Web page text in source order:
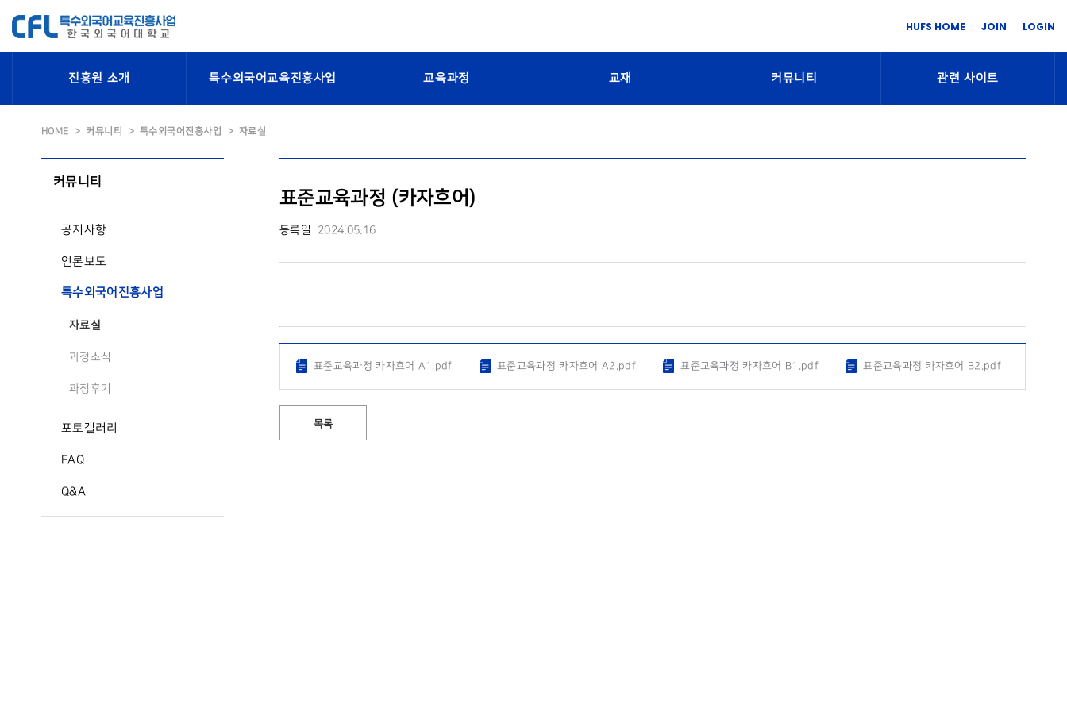
HUFS HOME JOIN LOGIN
진흥원 소개 특수외국어교육진흥사업 교육과정 교재 커뮤니티 관련 사이트
HOME 커뮤니티 특수외국어진흥사업 자료실
커뮤니티
공지사항
언론보도
특수외국어진흥사업
자료실
과정소식
과정후기
포토갤러리
FAQ
Q&A
표준교육과정 (카자흐어)
등록일 2024.05.16
표준교육과정 카자흐어 A1.pdf 표준교육과정 카자흐어 A2.pdf 표준교육과정 카자흐어 B1.pdf 표준교육과정 카자흐어 B2.pdf
목록